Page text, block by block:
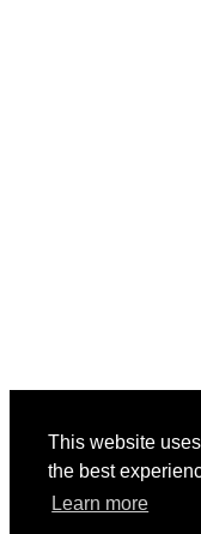
This website
the best
Learn more